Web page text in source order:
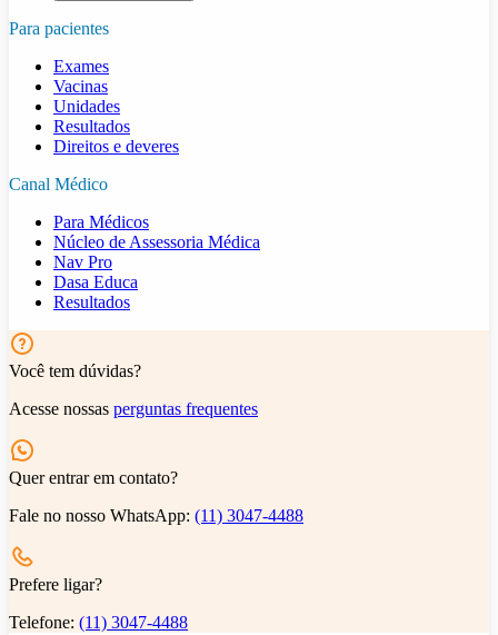
Para pacientes
Exames
Vacinas
Unidades
Resultados
Direitos e deveres
Canal Médico
Para Médicos
Núcleo de Assessoria Médica
Nav Pro
Dasa Educa
Resultados
Você tem dúvidas?
Acesse nossas perguntas frequentes
Quer entrar em contato?
Fale no nosso WhatsApp: (11) 3047-4488
Prefere ligar?
Telefone: (11) 3047-4488